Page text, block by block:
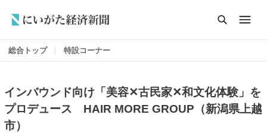
総合トップ 特設コーナー
インバウンド向け「美容✕古民家✕和文化体験」を
プロデュース HAIR MORE GROUP（新潟県上越
市）